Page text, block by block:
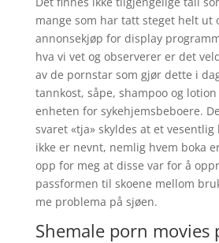
mange som har tatt steget helt ut
annonsekjøp for display
hva vi vet og observerer er det
av de pornstar som gjør dette i
tannkost, såpe, shampoo og
enheten for sykehjemsbeboere.
svaret «tja» skyldes at et
ikke er nevnt, nemlig hvem boka
opp for meg at disse var for å
passformen til skoene mellom
me problema på sjøen.
Shemale porn movies